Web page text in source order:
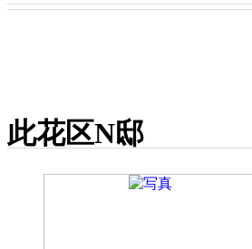
此花区N邸